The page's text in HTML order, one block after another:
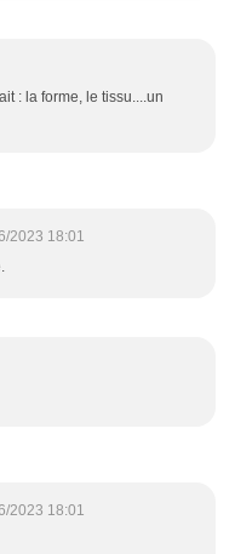
: la forme, le tissu....un
2023 18:01
2023 18:01